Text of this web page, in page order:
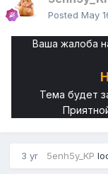
Posted May
Ваша жалоба
Тема будет
3 yr 5enh5y_KP